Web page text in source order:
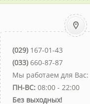
(029) 167-01-43
(033) 660-87-87
Мы работаем для Вас:
ПН-ВС: 08:00 - 22:00
Без выходных!